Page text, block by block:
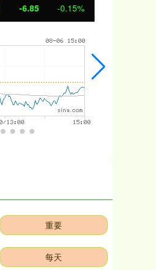
-6.85 -0.15%
重要
每天